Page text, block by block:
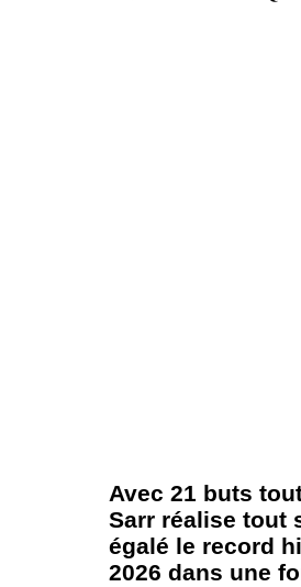
Avec 21 buts
Sarr réalise tout
égalé le record
2026 dans une